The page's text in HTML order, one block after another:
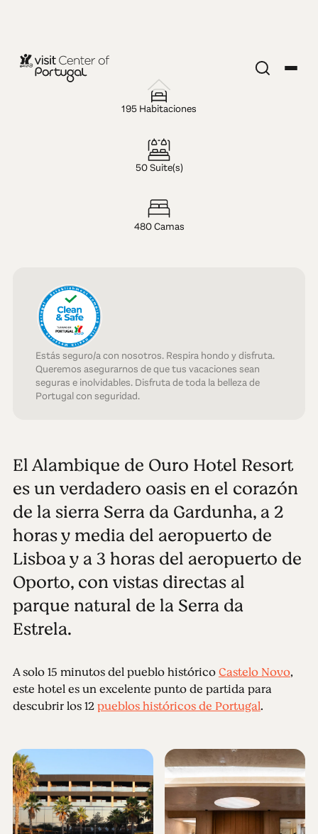
HOTEL — 4 ESTRELLAS
Alambique -
Hotel Resort
195 Habitaciones
50 Suite(s)
480 Camas
Estás seguro/a con nosotros. Respira hondo y disfruta.
Queremos asegurarnos de que tus vacaciones sean
seguras e inolvidables. Disfruta de toda la belleza de
Portugal con seguridad.
El Alambique de Ouro Hotel Resort
es un verdadero oasis en el corazón
de la sierra Serra da Gardunha, a 2
horas y media del aeropuerto de
Lisboa y a 3 horas del aeropuerto de
Oporto, con vistas directas al
parque natural de la Serra da
Estrela.
A solo 15 minutos del pueblo históricoCastelo Novo,
este hotel es un excelente punto de partida para
descubrir los 12pueblos históricos de Portugal.